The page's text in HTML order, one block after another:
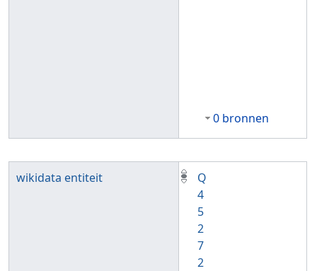
0 bronnen
wikidata entiteit
Q
4
5
2
7
2